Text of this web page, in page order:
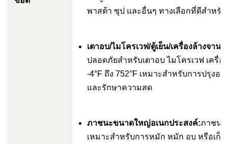
พาสต้า ซุป และอื่นๆ ทางเลือกที่ดีสำหรั
เตาอบ/ไมโครเวฟ/ตู้เย็น/เครื่องล้างจาน
ปลอดภัยสำหรับเตาอบ ไมโครเวฟ เค
-4°F ถึง 752°F เหมาะสำหรับการปรุง
และรักษาความสด
ภาชนะขนาดใหญ่อเนกประสงค์:ภาชนะ
เหมาะสำหรับการหมัก หมัก อบ หรือเก็